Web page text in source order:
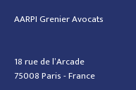
AARPI Grenier Avocats
18 rue de l’Arcade
75008 Paris - France